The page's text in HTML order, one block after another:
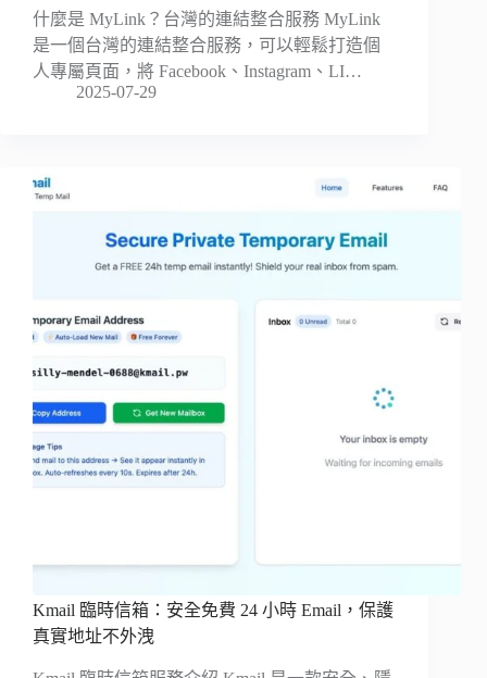
什麼是 MyLink？台灣的連結整合服務 MyLink
是一個台灣的連結整合服務，可以輕鬆打造個
人專屬頁面，將 Facebook、Instagram、LI…
2025-07-29
Kmail 臨時信箱：安全免費 24 小時 Email，保護
真實地址不外洩